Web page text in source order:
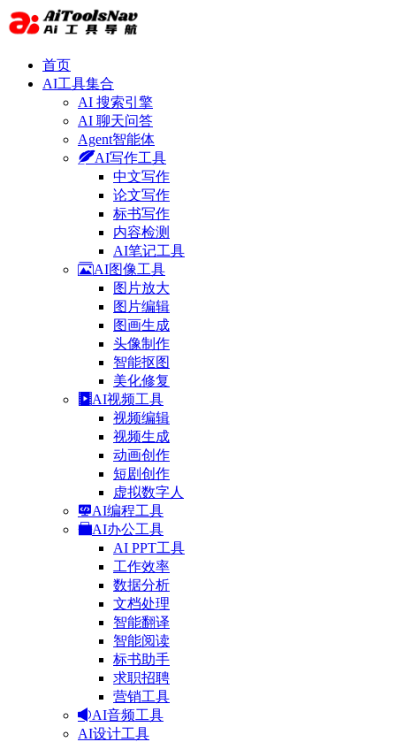
首页
AI工具集合
AI 搜索引擎
AI 聊天问答
Agent智能体
AI写作工具
中文写作
论文写作
标书写作
内容检测
AI笔记工具
AI图像工具
图片放大
图片编辑
图画生成
头像制作
智能抠图
美化修复
AI视频工具
视频编辑
视频生成
动画创作
短剧创作
虚拟数字人
AI编程工具
AI办公工具
AI PPT工具
工作效率
数据分析
文档处理
智能翻译
智能阅读
标书助手
求职招聘
营销工具
AI音频工具
AI设计工具